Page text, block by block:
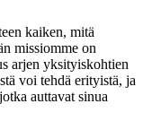
kaiken, mitä
missiomme on
arjen yksityiskohtien
voi tehdä erityistä, ja
auttavat sinua